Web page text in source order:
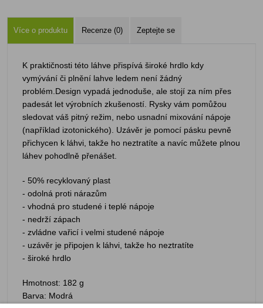
Více o produktu Recenze (0) Zeptejte se
K praktičnosti této láhve přispívá široké hrdlo kdy
vymývání či plnění lahve ledem není žádný
problém.Design vypadá jednoduše, ale stojí za ním přes
padesát let výrobních zkušeností. Rysky vám pomůžou
sledovat váš pitný režim, nebo usnadní mixování nápoje
(například izotonického). Uzávěr je pomocí pásku pevně
přichycen k láhvi, takže ho neztratíte a navíc můžete plnou
láhev pohodlně přenášet.
- 50% recyklovaný plast
- odolná proti nárazům
- vhodná pro studené i teplé nápoje
- nedrží zápach
- zvládne vařicí i velmi studené nápoje
- uzávěr je připojen k láhvi, takže ho neztratíte
- široké hrdlo
Hmotnost: 182 g
Barva: Modrá